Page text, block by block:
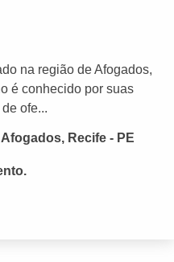
na região de Afogados,
é conhecido por suas
ofe...
Recife - PE